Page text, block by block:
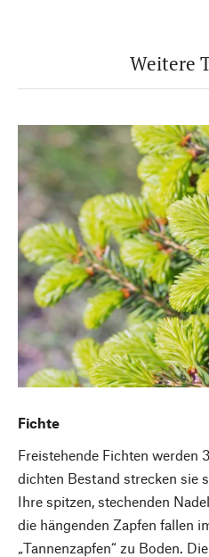
Weitere
Fichte
Freistehende Fichten werden
dichten Bestand strecken sie
Ihre spitzen, stechenden
die hängenden Zapfen fallen
„Tannenzapfen“ zu Boden.